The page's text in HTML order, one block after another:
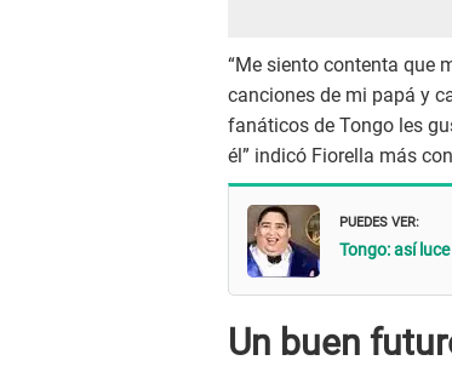
“Me siento contenta que
canciones de mi papá y
fanáticos de Tongo les
él” indicó Fiorella más
PUEDES VER:
Tongo: así
Un buen